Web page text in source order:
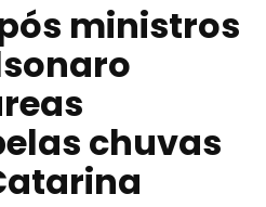
ministros
chuvas